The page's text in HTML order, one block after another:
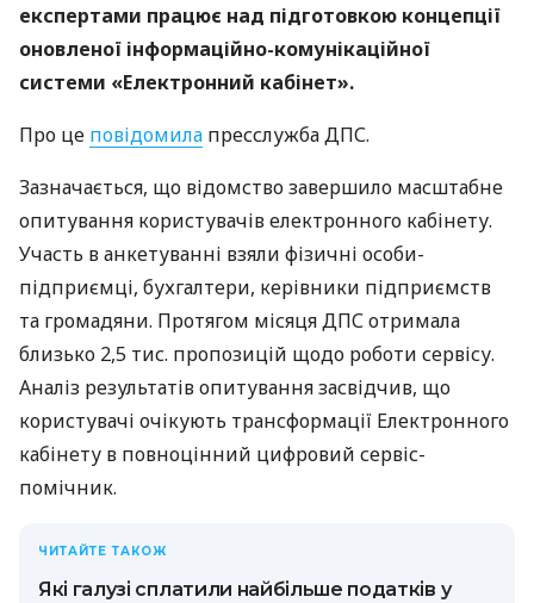
експертами працює над підготовкою концепції
оновленої інформаційно-комунікаційної
системи «Електронний кабінет».
Про це повідомила пресслужба ДПС.
Зазначається, що відомство завершило масштабне
опитування користувачів електронного кабінету.
Участь в анкетуванні взяли фізичні особи-
підприємці, бухгалтери, керівники підприємств
та громадяни. Протягом місяця ДПС отримала
близько 2,5 тис. пропозицій щодо роботи сервісу.
Аналіз результатів опитування засвідчив, що
користувачі очікують трансформації Електронного
кабінету в повноцінний цифровий сервіс-
помічник.
ЧИТАЙТЕ ТАКОЖ
Які галузі сплатили найбільше податків у